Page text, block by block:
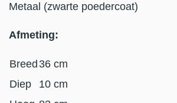
Metaal (zwarte poedercoat)
Afmeting:
Breed 36 cm
Diep
10 cm